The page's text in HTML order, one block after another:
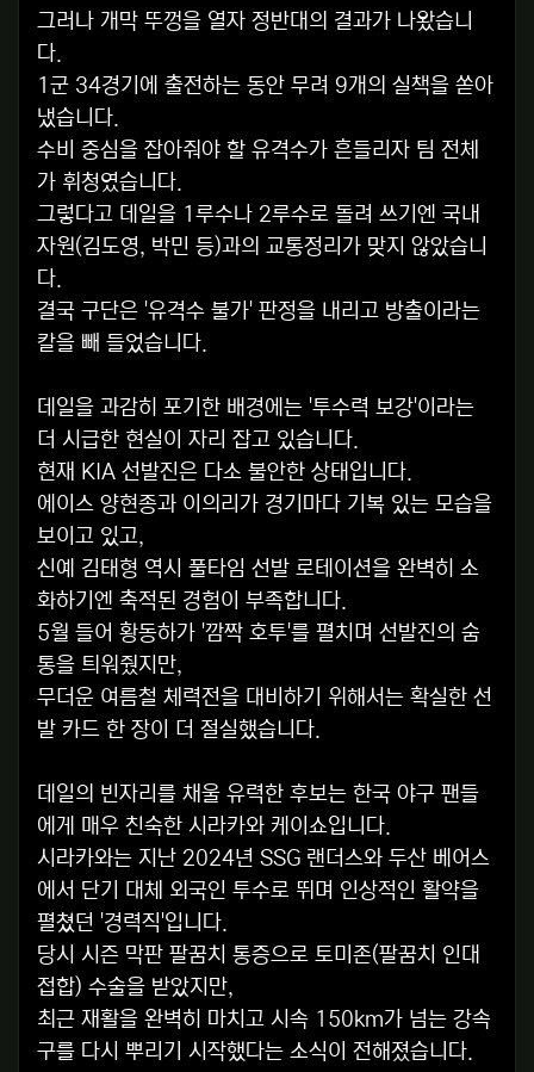
그러나 개막 뚜껑을 열자 정반대의 결과가 나왔습니
다.
1군 34경기에 출전하는 동안 무려 9개의 실책을 쏟아
냈습니다.
수비 중심을 잡아줘야 할 유격수가 흔들리자 팀 전체
가 휘청였습니다.
그렇다고 데일을 1루수나 2루수로 돌려 쓰기엔 국내
자원(김도영, 박민 등)과의 교통정리가 맞지 않았습니
다.
결국 구단은 '유격수 불가' 판정을 내리고 방출이라는
칼을 빼 들었습니다.
데일을 과감히 포기한 배경에는 '투수력 보강'이라는
더 시급한 현실이 자리 잡고 있습니다.
현재 KIA 선발진은 다소 불안한 상태입니다.
에이스 양현종과 이의리가 경기마다 기복 있는 모습을
보이고 있고,
신예 김태형 역시 풀타임 선발 로테이션을 완벽히 소
화하기엔 축적된 경험이 부족합니다.
5월 들어 황동하가 '깜짝 호투'를 펼치며 선발진의 숨
통을 틔워줬지만,
무더운 여름철 체력전을 대비하기 위해서는 확실한 선
발 카드 한 장이 더 절실했습니다.
데일의 빈자리를 채울 유력한 후보는 한국 야구 팬들
에게 매우 친숙한 시라카와 케이쇼입니다.
시라카와는 지난 2024년 SSG 랜더스와 두산 베어스
에서 단기 대체 외국인 투수로 뛰며 인상적인 활약을
펼쳤던 '경력직'입니다.
당시 시즌 막판 팔꿈치 통증으로 토미존(팔꿈치 인대
접합) 수술을 받았지만,
최근 재활을 완벽히 마치고 시속 150km가 넘는 강속
구를 다시 뿌리기 시작했다는 소식이 전해졌습니다.